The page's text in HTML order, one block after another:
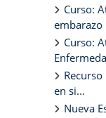
Curso:
embarazo
Curso:
en si...
Nueva